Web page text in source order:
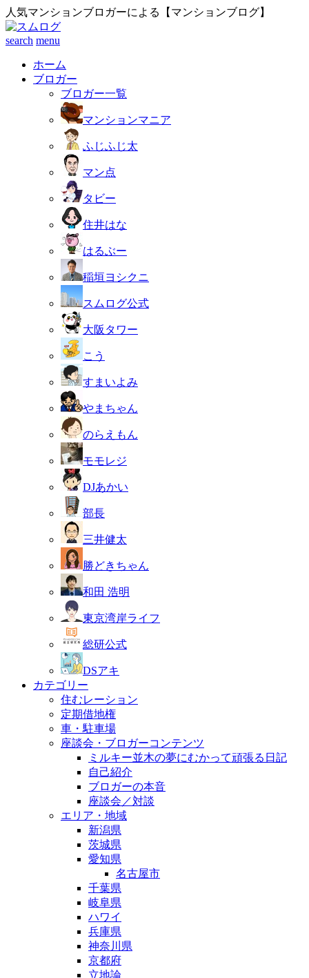
人気マンションブロガーによる【マンションブログ】
search menu
ホーム
ブロガー
ブロガー一覧
マンションマニア
ふじふじ太
マン点
タビー
住井はな
はるぶー
稲垣ヨシクニ
スムログ公式
大阪タワー
こう
すまいよみ
やまちゃん
のらえもん
モモレジ
DJあかい
部長
三井健太
勝どきちゃん
和田 浩明
東京湾岸ライフ
総研公式
DSアキ
カテゴリー
住むレーション
定期借地権
車・駐車場
座談会・ブロガーコンテンツ
ミルキー並木の夢にむかって頑張る日記
自己紹介
ブロガーの本音
座談会／対談
エリア・地域
新潟県
茨城県
愛知県
名古屋市
千葉県
岐阜県
ハワイ
兵庫県
神奈川県
京都府
立地論